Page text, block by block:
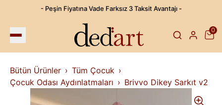
- Peşin Fiyatına Vade Farksız 3 Taksit Avantajı -
0
Bütün Ürünler
Tüm Çocuk
Çocuk Odası Aydınlatmaları
Brivvo Dikey Sarkıt v2